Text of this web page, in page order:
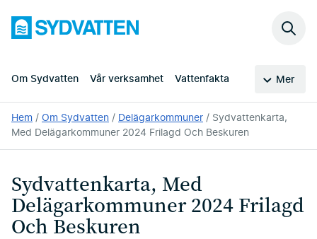
huvudinnehållet
Sydvatten
Om Sydvatten Vår verksamhet Vattenfakta Mer
Sök
Du
är
här:
Hem Om Sydvatten Delägarkommuner
Sydvattenkarta,
Med Delägarkommuner 2024 Frilagd Och Beskuren
Sydvattenkarta, Med
Delägarkommuner 2024 Frilagd
Och Beskuren